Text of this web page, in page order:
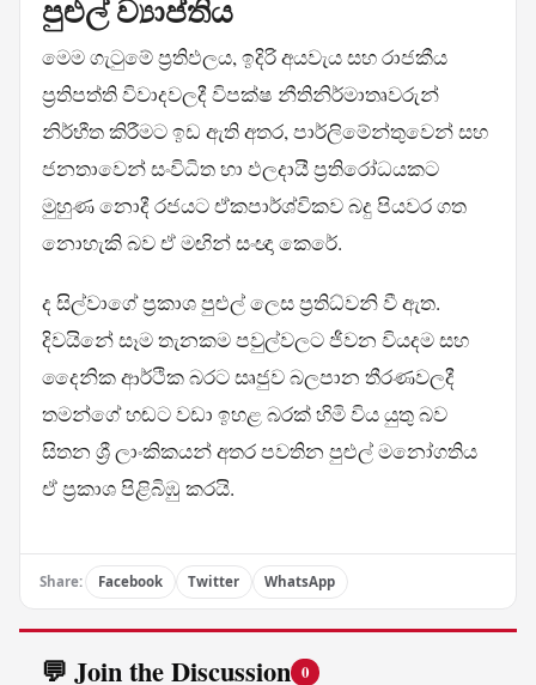
පුළුල් ව්‍යාප්තිය
මෙම ගැටුමේ ප්‍රතිඵලය, ඉදිරි අයවැය සහ රාජකීය
ප්‍රතිපත්ති විවාදවලදී විපක්ෂ නීතිනිර්මාතෘවරුන්
නිර්භීත කිරීමට ඉඩ ඇති අතර, පාර්ලිමේන්තුවෙන් සහ
ජනතාවෙන් සංවිධිත හා ඵලදායී ප්‍රතිරෝධයකට
මුහුණ නොදී රජයට ඒකපාර්ශ්විකව බදු පියවර ගත
නොහැකි බව ඒ මඟින් සංඥා කෙරේ.
ද සිල්වාගේ ප්‍රකාශ පුළුල් ලෙස ප්‍රතිධ්වනි වී ඇත.
දිවයිනේ සෑම තැනකම පවුල්වලට ජීවන වියදම සහ
දෛනික ආර්ථික බරට සෘජුව බලපාන තීරණවලදී
තමන්ගේ හඬට වඩා ඉහළ බරක් හිමි විය යුතු බව
සිතන ශ්‍රී ලාංකිකයන් අතර පවතින පුළුල් මනෝගතිය
ඒ ප්‍රකාශ පිළිබිඹු කරයි.
Share: Facebook Twitter WhatsApp
💬 Join the Discussion 0